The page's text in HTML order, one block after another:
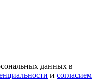
данных в
и согласием